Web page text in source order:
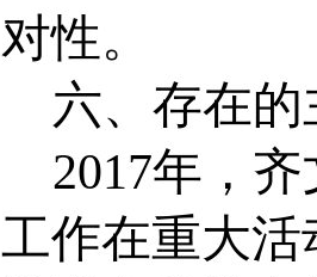
对性。
六、存在
2017年， 齐
工作在重大活